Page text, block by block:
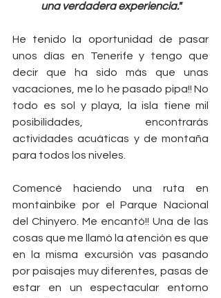
una verdadera experiencia."
He tenido la oportunidad de pasar
unos días en Tenerife y tengo que
decir que ha sido más que unas
vacaciones, me lo he pasado pipa!! No
todo es sol y playa, la isla tiene mil
posibilidades, encontrarás
actividades acuáticas y de montaña
para todos los niveles.
Comencé haciendo una ruta en
montainbike por el Parque Nacional
del Chinyero. Me encantó!! Una de las
cosas que me llamó la atención es que
en la misma excursión vas pasando
por paisajes muy diferentes, pasas de
estar en un espectacular entorno